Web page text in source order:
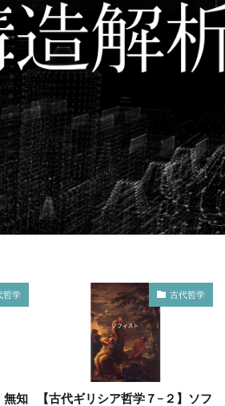
哲学
無知
古代哲学
【古代ギリシア哲学７−２】ソフ